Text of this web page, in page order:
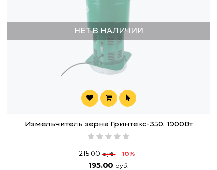
НЕТ В НАЛИЧИИ
Измельчитель зерна Гринтекс-350, 1900Вт
215.00руб. 10%
195.00 руб.